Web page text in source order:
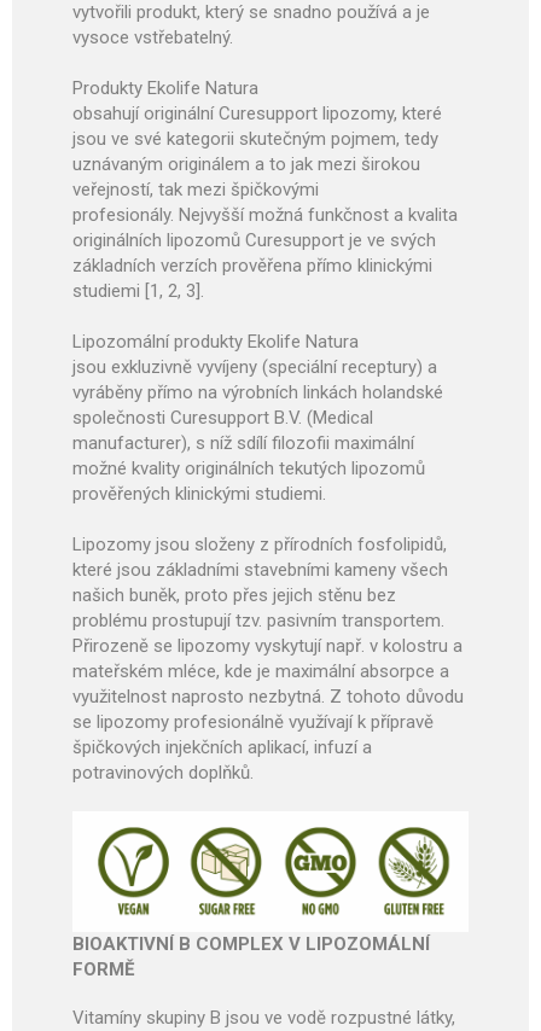
vytvořili produkt, který se snadno používá a je
vysoce vstřebatelný.
Produkty Ekolife Natura
obsahují originální Curesupport lipozomy, které
jsou ve své kategorii skutečným pojmem, tedy
uznávaným originálem a to jak mezi širokou
veřejností, tak mezi špičkovými
profesionály. Nejvyšší možná funkčnost a kvalita
originálních lipozomů Curesupport je ve svých
základních verzích prověřena přímo klinickými
studiemi [1, 2, 3].
Lipozomální produkty Ekolife Natura
jsou exkluzivně vyvíjeny (speciální receptury) a
vyráběny přímo na výrobních linkách holandské
společnosti Curesupport B.V. (Medical
manufacturer), s níž sdílí filozofii maximální
možné kvality originálních tekutých lipozomů
prověřených klinickými studiemi.
Lipozomy jsou složeny z přírodních fosfolipidů,
které jsou základními stavebními kameny všech
našich buněk, proto přes jejich stěnu bez
problému prostupují tzv. pasivním transportem.
Přirozeně se lipozomy vyskytují např. v kolostru a
mateřském mléce, kde je maximální absorpce a
využitelnost naprosto nezbytná. Z tohoto důvodu
se lipozomy profesionálně využívají k přípravě
špičkových injekčních aplikací, infuzí a
potravinových doplňků.
BIOAKTIVNÍ B COMPLEX V LIPOZOMÁLNÍ
FORMĚ
Vitamíny skupiny B jsou ve vodě rozpustné látky,